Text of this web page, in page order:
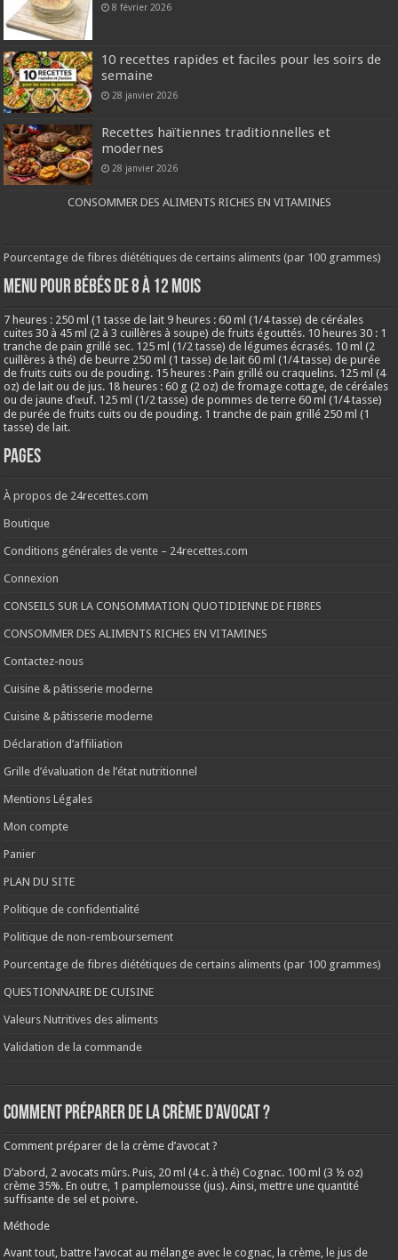
8 février 2026
10 recettes rapides et faciles pour les soirs de
semaine
28 janvier 2026
Recettes haïtiennes traditionnelles et
modernes
28 janvier 2026
CONSOMMER DES ALIMENTS RICHES EN VITAMINES
Pourcentage de fibres diététiques de certains aliments (par 100 grammes)
MENU POUR BÉBÉS DE 8 à 12 MOIS
7 heures : 250 ml (1 tasse de lait 9 heures : 60 ml (1/4 tasse) de céréales
cuites 30 à 45 ml (2 à 3 cuillères à soupe) de fruits égouttés. 10 heures 30 : 1
tranche de pain grillé sec. 125 ml (1/2 tasse) de légumes écrasés. 10 ml (2
cuillères à thé) de beurre 250 ml (1 tasse) de lait 60 ml (1/4 tasse) de purée
de fruits cuits ou de pouding. 15 heures : Pain grillé ou craquelins. 125 ml (4
oz) de lait ou de jus. 18 heures : 60 g (2 oz) de fromage cottage, de céréales
ou de jaune d’œuf. 125 ml (1/2 tasse) de pommes de terre 60 ml (1/4 tasse)
de purée de fruits cuits ou de pouding. 1 tranche de pain grillé 250 ml (1
tasse) de lait.
Pages
À propos de 24recettes.com
Boutique
Conditions générales de vente – 24recettes.com
Connexion
CONSEILS SUR LA CONSOMMATION QUOTIDIENNE DE FIBRES
CONSOMMER DES ALIMENTS RICHES EN VITAMINES
Contactez-nous
Cuisine & pâtisserie moderne
Cuisine & pâtisserie moderne
Déclaration d’affiliation
Grille d’évaluation de l’état nutritionnel
Mentions Légales
Mon compte
Panier
PLAN DU SITE
Politique de confidentialité
Politique de non-remboursement
Pourcentage de fibres diététiques de certains aliments (par 100 grammes)
QUESTIONNAIRE DE CUISINE
Valeurs Nutritives des aliments
Validation de la commande
Comment préparer de la crème d’avocat ?
Comment préparer de la crème d’avocat ?
D’abord, 2 avocats mûrs. Puis, 20 ml (4 c. à thé) Cognac. 100 ml (3 ½ oz)
crème 35%. En outre, 1 pamplemousse (jus). Ainsi, mettre une quantité
suffisante de sel et poivre.
Méthode
Avant tout, battre l’avocat au mélange avec le cognac, la crème, le jus de